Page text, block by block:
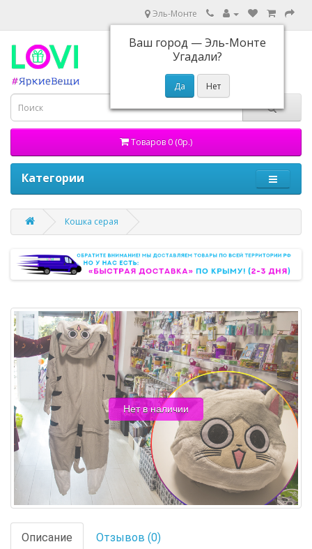
Эль-Монте
Ваш город —Эль-Монте
Угадали?
Товаров 0 (0р.)
Категории
Кошка серая
Нет в наличии
Описание Отзывов (0)